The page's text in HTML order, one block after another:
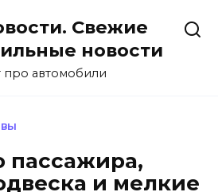
Свежие
новости
про автомобили
пассажира,
и мелкие